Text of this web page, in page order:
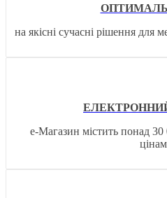
на якісні сучасні рішення для
е-Магазин містить понад 30